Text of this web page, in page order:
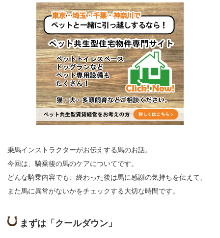
乗馬インストラクターがお伝えする馬のお話。
今回は、騎乗後の馬のケアについてです。
どんな騎乗内容でも、終わった後は馬に感謝の気持ちを伝えて、
また馬に異常がないかをチェックする大切な時間です。
まずは「クールダウン」